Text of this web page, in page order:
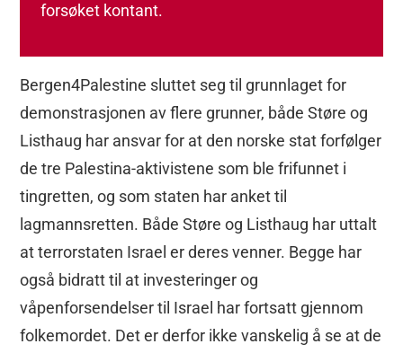
forsøket kontant.
Bergen4Palestine sluttet seg til grunnlaget for
demonstrasjonen av flere grunner, både Støre og
Listhaug har ansvar for at den norske stat forfølger
de tre Palestina-aktivistene som ble frifunnet i
tingretten, og som staten har anket til
lagmannsretten. Både Støre og Listhaug har uttalt
at terrorstaten Israel er deres venner. Begge har
også bidratt til at investeringer og
våpenforsendelser til Israel har fortsatt gjennom
folkemordet. Det er derfor ikke vanskelig å se at de